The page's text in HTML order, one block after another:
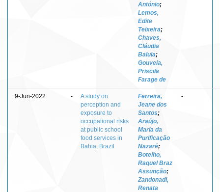
António;
Lemos,
Edite
Teixeira;
Chaves,
Cláudia
Balula;
Gouveia,
Priscila
Farage de
9-Jun-2022 -
A study on
perception and
exposure to
occupational risks
at public school
food services in
Bahia, Brazil
Ferreira,
Jeane dos
Santos;
Araújo,
Maria da
Purificação
Nazaré;
Botelho,
Raquel Braz
Assunção;
Zandonadi,
Renata
-